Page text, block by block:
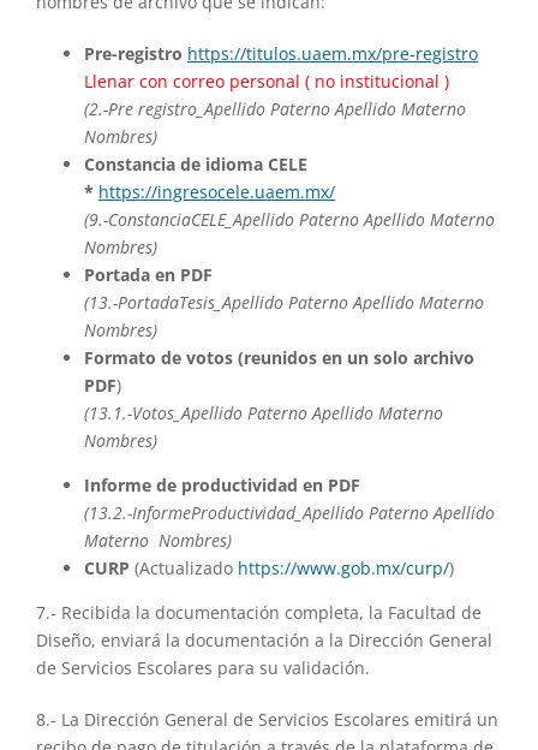
Pre-registro https://titulos.uaem.mx/pre-registro
Llenar con correo personal ( no institucional )
(2.-Pre registro_Apellido Paterno Apellido Materno
Nombres)
Constancia de idioma CELE
* https://ingresocele.uaem.mx/
(9.-ConstanciaCELE_Apellido Paterno Apellido Materno
Nombres)
Portada en PDF
(13.-PortadaTesis_Apellido Paterno Apellido Materno
Nombres)
Formato de votos (reunidos en un solo archivo
PDF)
(13.1.-Votos_Apellido Paterno Apellido Materno
Nombres)
Informe de productividad en PDF
(13.2.-InformeProductividad_Apellido Paterno Apellido
Materno Nombres)
CURP (Actualizado https://www.gob.mx/curp/)
7.- Recibida la documentación completa, la Facultad de
Diseño, enviará la documentación a la Dirección General
de Servicios Escolares para su validación.
8.- La Dirección General de Servicios Escolares emitirá un